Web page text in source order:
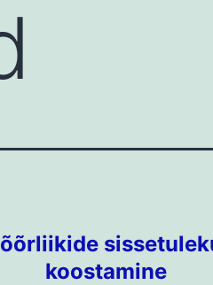
koostamine